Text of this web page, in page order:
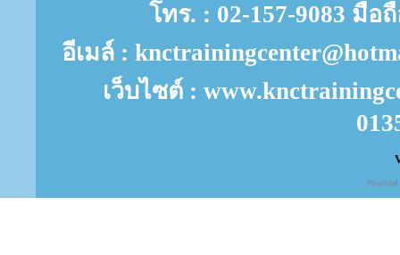
โทร. : 02-157-9083 มือ
อีเมล์ :
เว็บไซต์ :